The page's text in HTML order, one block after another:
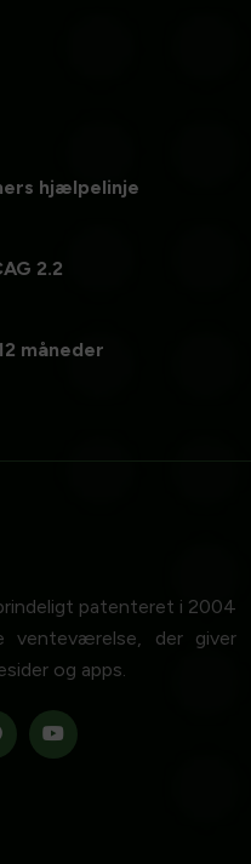
hjælpelinje
2.2
måneder
patenteret i 2004
venteværelse, der giver
og apps.